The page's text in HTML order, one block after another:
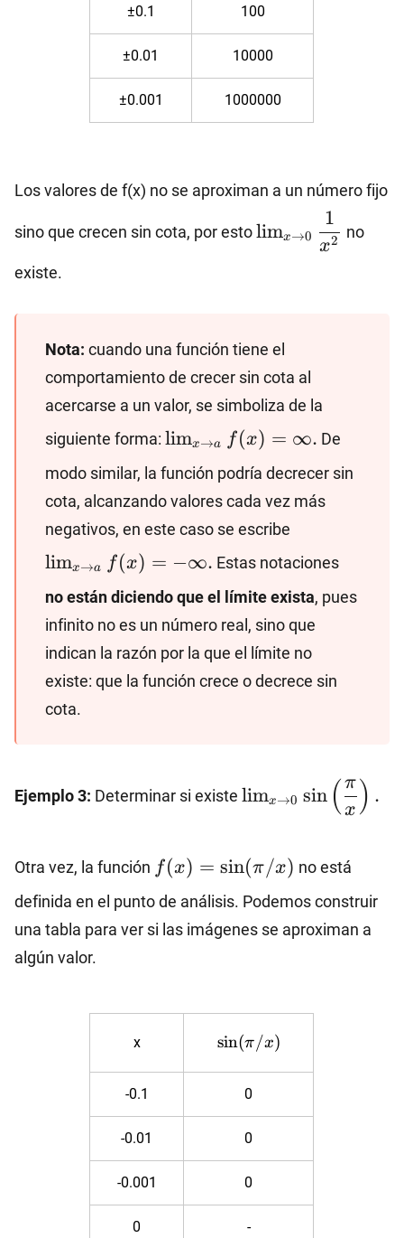
±0.1 100
±0.01 10000
±0.001 1000000
Los valores de f(x) no se aproximan a un número fijo
sino que crecen sin cota, por esto
\lim_{x\to
0}
limx→0
x2
1
no
existe.
Nota: cuando una función tiene el
comportamiento de crecer sin cota al
acercarse a un valor, se simboliza de la
siguiente forma: \lim_{x\to
f(x)=\infty.
limx→a f (x) = ∞. De
modo similar, la función podría decrecer sin
cota, alcanzando valores cada vez más
negativos, en este caso se escribe
a} f(x)=-
\infty.
limx→a f (x) = −∞. Estas notaciones
no están diciendo que el límite exista, pues
infinito no es un número real, sino que
indican la razón por la que el límite no
existe: que la función crece o decrece sin
cota.
Ejemplo 3: Determinar si existe
\lim_{x\to 0}
\sin
{x}\right).
limx→0 sin ( x
π ) .
Otra vez, la función f(x)=\sin(\pi
/ x)
f(x) = sin(π/x) no está
definida en el punto de análisis. Podemos construir
una tabla para ver si las imágenes se aproximan a
algún valor.
x
\sin(\pi
/ x)
sin(π/x)
-0.1 0
-0.01 0
-0.001 0
0 -